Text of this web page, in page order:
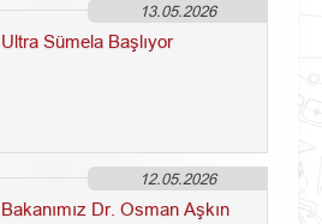
13.05.2026
Ultra Sümela Başlıyor
12.05.2026
Bakanımız Dr. Osman Aşkın